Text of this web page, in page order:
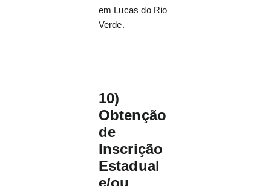
em Lucas do Rio
Verde.
10)
Obtenção
de
Inscrição
Estadual
e/ou